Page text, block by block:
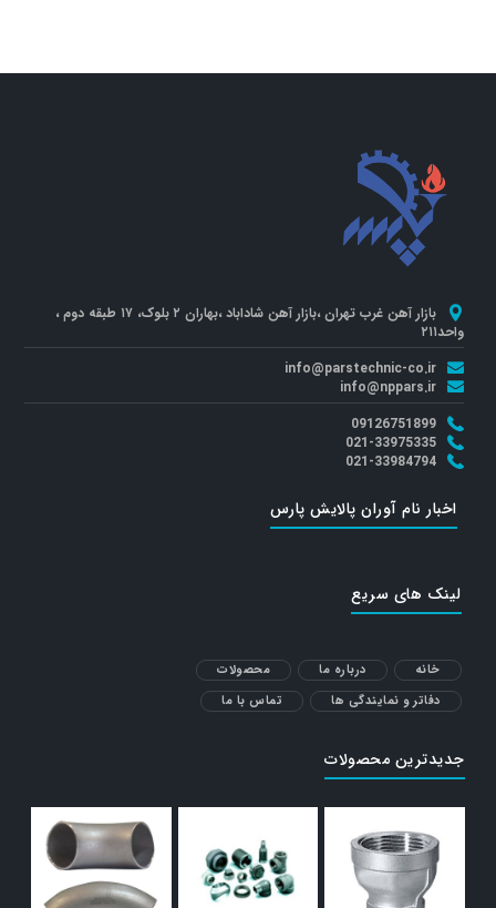
بازار آهن غرب تهران ،بازار آهن شاداباد ،بهاران ۲ بلوک، ۱۷ طبقه دوم ،
واحد۲۱۱
info@parstechnic-co.ir
info@nppars.ir
09126751899
021-33975335
021-33984794
اخبار نام آوران پالایش پارس
لینک های سریع
خانه درباره ما
محصولات
دفاتر و نمایندگی ها
تماس با ما
جدیدترین محصولات